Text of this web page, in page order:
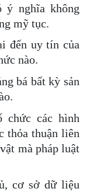
ý nghĩa không
mỹ tục.
đến uy tín của
nào.
bá bất kỳ sản
chức các hình
thỏa thuận liên
mà pháp luật
cơ sở dữ liệu